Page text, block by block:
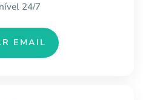
24/7
EMAIL